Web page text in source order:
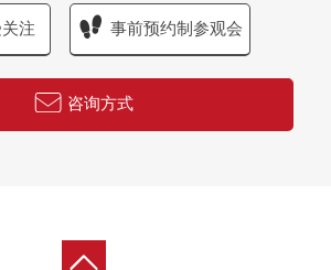
收费)
室，DIY房
部，休息室
注 事前预约制参观会
咨询方式